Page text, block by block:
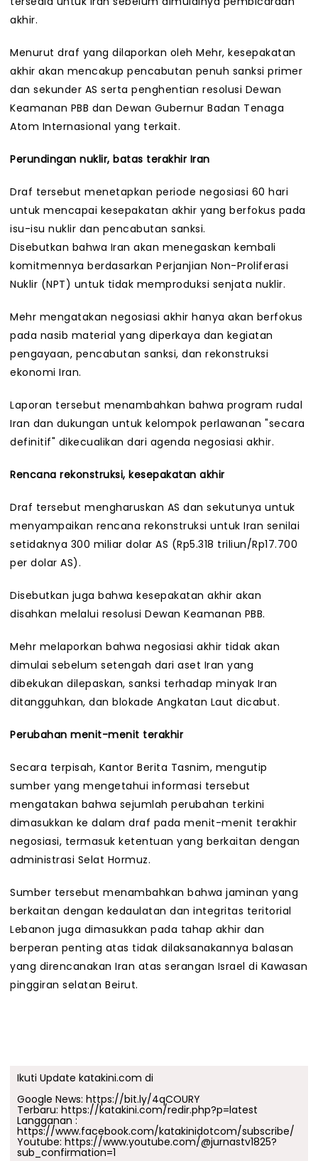
akhir.
Menurut draf yang dilaporkan oleh Mehr, kesepakatan
akhir akan mencakup pencabutan penuh sanksi primer
dan sekunder AS serta penghentian resolusi Dewan
Keamanan PBB dan Dewan Gubernur Badan Tenaga
Atom Internasional yang terkait.
Perundingan nuklir, batas terakhir Iran
Draf tersebut menetapkan periode negosiasi 60 hari
untuk mencapai kesepakatan akhir yang berfokus pada
isu-isu nuklir dan pencabutan sanksi.
Disebutkan bahwa Iran akan menegaskan kembali
komitmennya berdasarkan Perjanjian Non-Proliferasi
Nuklir (NPT) untuk tidak memproduksi senjata nuklir.
Mehr mengatakan negosiasi akhir hanya akan berfokus
pada nasib material yang diperkaya dan kegiatan
pengayaan, pencabutan sanksi, dan rekonstruksi
ekonomi Iran.
Laporan tersebut menambahkan bahwa program rudal
Iran dan dukungan untuk kelompok perlawanan "secara
definitif" dikecualikan dari agenda negosiasi akhir.
Rencana rekonstruksi, kesepakatan akhir
Draf tersebut mengharuskan AS dan sekutunya untuk
menyampaikan rencana rekonstruksi untuk Iran senilai
setidaknya 300 miliar dolar AS (Rp5.318 triliun/Rp17.700
per dolar AS).
Disebutkan juga bahwa kesepakatan akhir akan
disahkan melalui resolusi Dewan Keamanan PBB.
Mehr melaporkan bahwa negosiasi akhir tidak akan
dimulai sebelum setengah dari aset Iran yang
dibekukan dilepaskan, sanksi terhadap minyak Iran
ditangguhkan, dan blokade Angkatan Laut dicabut.
Perubahan menit-menit terakhir
Secara terpisah, Kantor Berita Tasnim, mengutip
sumber yang mengetahui informasi tersebut
mengatakan bahwa sejumlah perubahan terkini
dimasukkan ke dalam draf pada menit-menit terakhir
negosiasi, termasuk ketentuan yang berkaitan dengan
administrasi Selat Hormuz.
Sumber tersebut menambahkan bahwa jaminan yang
berkaitan dengan kedaulatan dan integritas teritorial
Lebanon juga dimasukkan pada tahap akhir dan
berperan penting atas tidak dilaksanakannya balasan
yang direncanakan Iran atas serangan Israel di Kawasan
pinggiran selatan Beirut.
Ikuti Update katakini.com di
Google News: https://bit.ly/4qCOURY
Terbaru: https://katakini.com/redir.php?p=latest
Langganan :
https://www.facebook.com/katakinidotcom/subscribe/
Youtube: https://www.youtube.com/@jurnastv1825?
sub_confirmation=1